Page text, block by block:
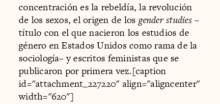
concentración es la rebeldía, la revolución
de los sexos, el origen de losgender studies–
título con el que nacieron los estudios de
género en Estados Unidos como rama de la
sociología– y escritos feministas que se
publicaron por primera vez.[caption
id="attachment_227220" align="aligncenter"
width="620"]